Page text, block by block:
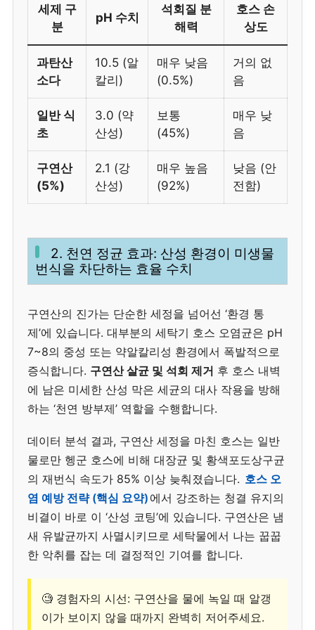
세제 구
분
pH 수치
석회질 분
해력
호스 손
상도
과탄산
소다
10.5 (알
칼리)
매우 낮음
(0.5%)
거의 없
음
일반 식
초
3.0 (약
산성)
보통
(45%)
매우 낮
음
구연산
(5%)
2.1 (강
산성)
매우 높음
(92%)
낮음 (안
전함)
2. 천연 정균 효과: 산성 환경이 미생물
번식을 차단하는 효율 수치
구연산의 진가는 단순한 세정을 넘어선 ‘환경 통
제’에 있습니다. 대부분의 세탁기 호스 오염균은 pH
7~8의 중성 또는 약알칼리성 환경에서 폭발적으로
증식합니다. 구연산 살균 및 석회 제거 후 호스 내벽
에 남은 미세한 산성 막은 세균의 대사 작용을 방해
하는 ‘천연 방부제’ 역할을 수행합니다.
데이터 분석 결과, 구연산 세정을 마친 호스는 일반
물로만 헹군 호스에 비해 대장균 및 황색포도상구균
의 재번식 속도가 85% 이상 늦춰졌습니다. 호스 오
염 예방 전략 (핵심 요약) 에서 강조하는 청결 유지의
비결이 바로 이 ‘산성 코팅’에 있습니다. 구연산은 냄
새 유발균까지 사멸시키므로 세탁물에서 나는 꿉꿉
한 악취를 잡는 데 결정적인 기여를 합니다.
🧐 경험자의 시선: 구연산을 물에 녹일 때 알갱
이가 보이지 않을 때까지 완벽히 저어주세요.